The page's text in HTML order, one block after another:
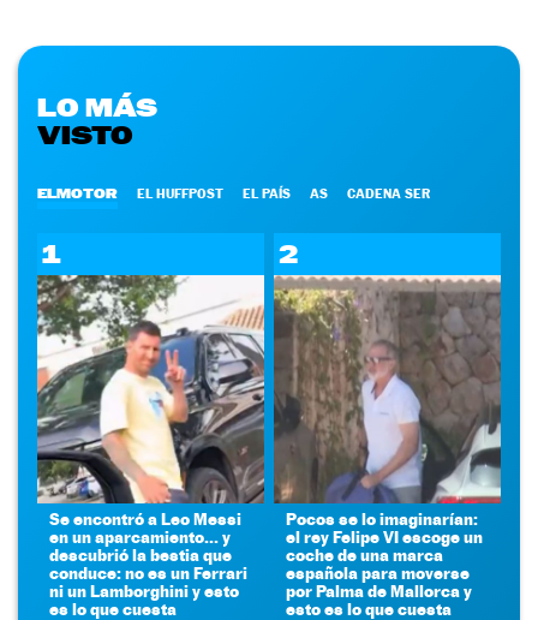
LO MÁS
VISTO
ELMOTOR EL HUFFPOST EL PAÍS AS CADENA SER
1
Se encontró a Leo Messi
en un aparcamiento... y
descubrió la bestia que
conduce: no es un Ferrari
ni un Lamborghini y esto
es lo que cuesta
2
Pocos se lo imaginarían:
el rey Felipe VI escoge un
coche de una marca
española para moverse
por Palma de Mallorca y
esto es lo que cuesta